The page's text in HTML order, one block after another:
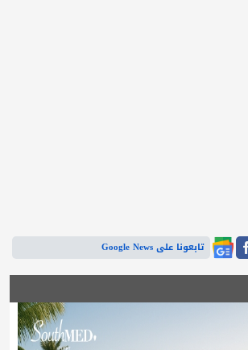
تابعونا على Google News